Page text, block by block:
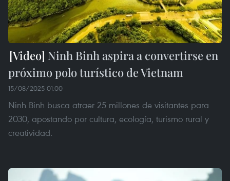
Ninh Binh aspira a convertirse en
próximo polo turístico de Vietnam
15/08/2025 01:00
Ninh Binh busca atraer 25 millones de visitantes para
2030, apostando por cultura, ecología, turismo rural y
creatividad.